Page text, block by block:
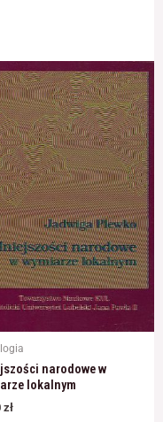
narodowe w
lokalnym
zł